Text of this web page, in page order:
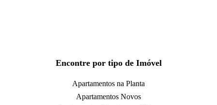
Encontre por tipo de Imóvel
Apartamentos na Planta
Apartamentos Novos